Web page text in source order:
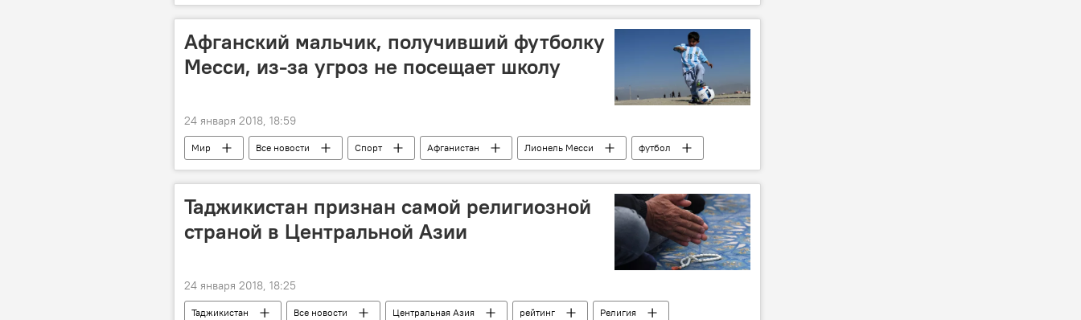
переговоры
Sputnik
Афганский мальчик, получивший футболку
Месси, из-за угроз не посещает школу
24 января 2018, 18:59
Мир Все новости Спорт Афганистан Лионель Месси
футбол
фанат
Фото переговоры ЧМ-2018 ФИФА
Таджикистан признан самой религиозной
страной в Центральной Азии
24 января 2018, 18:25
Таджикистан Все новости Центральная Азия рейтинг Религия